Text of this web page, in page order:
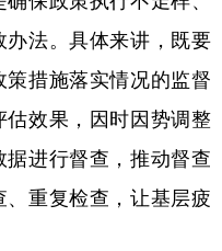
法。具体来讲，既要
措施落实情况的监督
效果，因时因势调整
进行督查，推动督查
重复检查，让基层疲